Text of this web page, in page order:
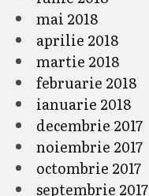
mai 2018
aprilie 2018
martie 2018
februarie 2018
ianuarie 2018
decembrie 2017
noiembrie 2017
octombrie 2017
septembrie 2017